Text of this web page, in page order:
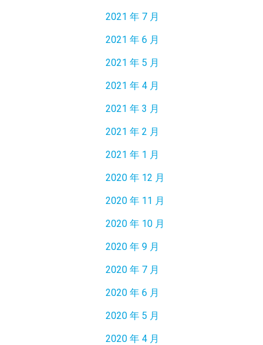
2021 年 7 月
2021 年 6 月
2021 年 5 月
2021 年 4 月
2021 年 3 月
2021 年 2 月
2021 年 1 月
2020 年 12 月
2020 年 11 月
2020 年 10 月
2020 年 9 月
2020 年 7 月
2020 年 6 月
2020 年 5 月
2020 年 4 月